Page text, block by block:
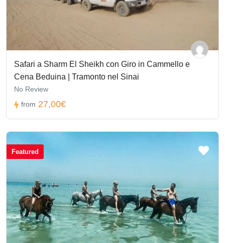
Safari a Sharm El Sheikh con Giro in Cammello e
Cena Beduina | Tramonto nel Sinai
No Review
from 27,00€
Featured